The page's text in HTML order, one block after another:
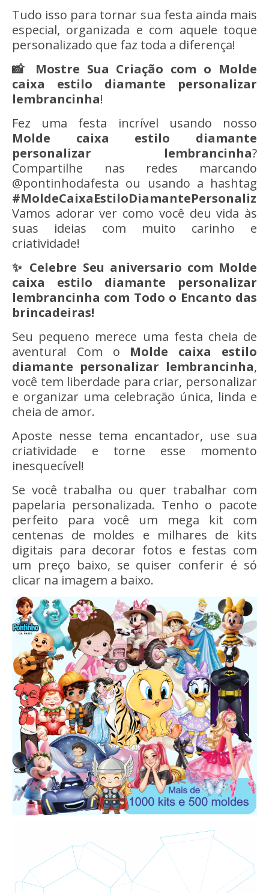
Tudo isso para tornar sua festa ainda mais
especial, organizada e com aquele toque
personalizado que faz toda a diferença!
📸 Mostre Sua Criação com o Molde
caixa estilo diamante personalizar
lembrancinha!
Fez uma festa incrível usando nosso
Molde caixa estilo diamante
personalizar lembrancinha?
Compartilhe nas redes marcando
@pontinhodafesta ou usando a hashtag
#
Vamos adorar ver como você deu vida às
suas ideias com muito carinho e
criatividade!
✨ Celebre Seu aniversario com Molde
caixa estilo diamante personalizar
lembrancinha com Todo o Encanto das
brincadeiras!
Seu pequeno merece uma festa cheia de
aventura! Com o Molde caixa estilo
diamante personalizar lembrancinha,
você tem liberdade para criar, personalizar
e organizar uma celebração única, linda e
cheia de amor.
Aposte nesse tema encantador, use sua
criatividade e torne esse momento
inesquecível!
Se você trabalha ou quer trabalhar com
papelaria personalizada. Tenho o pacote
perfeito para você um mega kit com
centenas de moldes e milhares de kits
digitais para decorar fotos e festas com
um preço baixo, se quiser conferir é só
clicar na imagem a baixo.